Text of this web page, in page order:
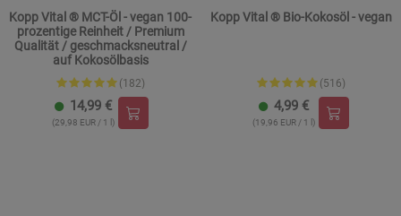
Kopp Vital ® MCT-Öl - vegan 100-
prozentige Reinheit / Premium
Qualität / geschmacksneutral /
auf Kokosölbasis
(182)
14,99 €
(29,98 EUR / 1 l)
Kopp Vital ® Bio-Kokosöl - vegan
(516)
4,99 €
(19,96 EUR / 1 l)